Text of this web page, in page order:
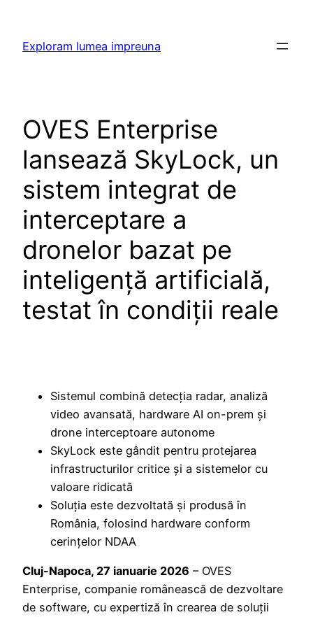
content
Exploram lumea impreuna
OVES Enterprise
lansează SkyLock, un
sistem integrat de
interceptare a
dronelor bazat pe
inteligență artificială,
testat în condiții reale
Sistemul combină detecția radar, analiză
video avansată, hardware AI on-prem și
drone interceptoare autonome
SkyLock este gândit pentru protejarea
infrastructurilor critice și a sistemelor cu
valoare ridicată
Soluția este dezvoltată și produsă în
România, folosind hardware conform
cerințelor NDAA
Cluj-Napoca, 27 ianuarie 2026 – OVES
Enterprise, companie românească de dezvoltare
de software, cu expertiză în crearea de soluții